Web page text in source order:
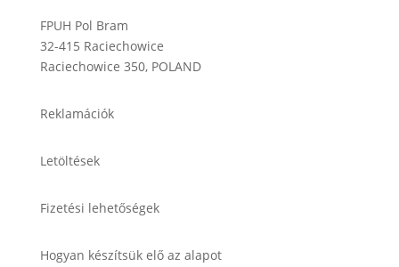
FPUH Pol Bram
32-415 Raciechowice
Raciechowice 350, POLAND
Reklamációk
Letöltések
Fizetési lehetőségek
Hogyan készítsük elő az alapot